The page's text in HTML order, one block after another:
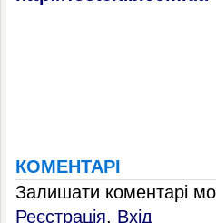
КОМЕНТАРІ
Залишати коментарі
Реєстрація, Вхід